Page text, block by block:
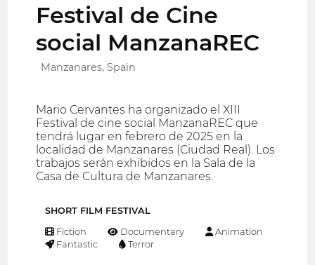
Festival de Cine
social ManzanaREC
Manzanares, Spain
Mario Cervantes ha organizado el XIII
Festival de cine social ManzanaREC que
tendrá lugar en febrero de 2025 en la
localidad de Manzanares (Ciudad Real). Los
trabajos serán exhibidos en la Sala de la
Casa de Cultura de Manzanares.
SHORT FILM FESTIVAL
Fiction Documentary
Animation
Fantastic
Terror